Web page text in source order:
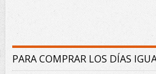
PARA COMPRAR LOS DÍAS